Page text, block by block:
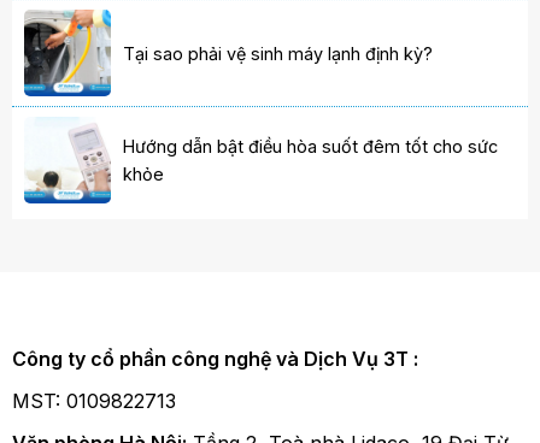
Tại sao phải vệ sinh máy lạnh định kỳ?
Hướng dẫn bật điều hòa suốt đêm tốt cho sức
khỏe
Công ty cổ phần công nghệ và Dịch Vụ 3T :
MST: 0109822713